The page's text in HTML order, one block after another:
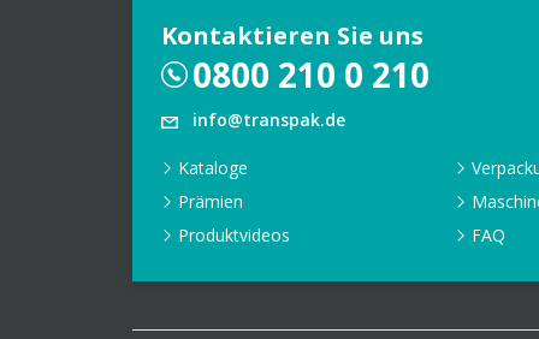
Kontaktieren Sie uns
0800 210 0 210
info@transpak.de
Kataloge
Prämien
Produktvideos
FAQ